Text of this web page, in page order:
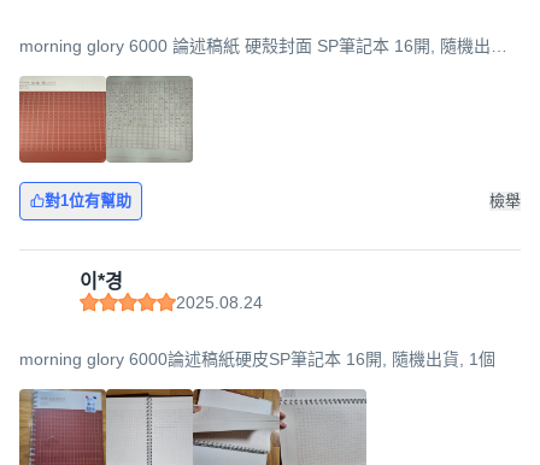
morning glory 6000 論述稿紙 硬殼封面 SP筆記本 16開, 隨機出貨,
對1位有幫助 檢舉
이*경
2025.08.24
morning glory 6000論述稿紙硬皮SP筆記本 16開, 隨機出貨, 1個